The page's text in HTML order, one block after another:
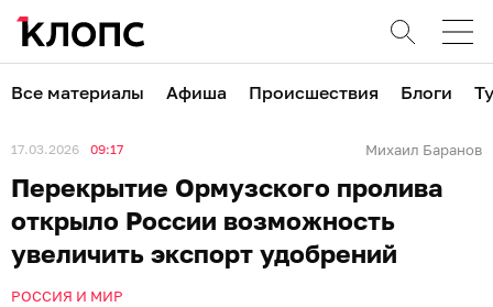
Все материалы Афиша Происшествия Блоги
17.03.2026 09:17 Михаил Баранов
Перекрытие Ормузского пролива
открыло России возможность
увеличить экспорт удобрений
РОССИЯ И МИР